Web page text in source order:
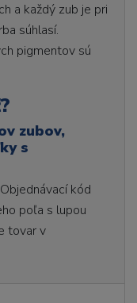
a každý zub je pri
súhlasí.
pigmentov sú
zubov,
s
kód
poľa s lupou
tovar v